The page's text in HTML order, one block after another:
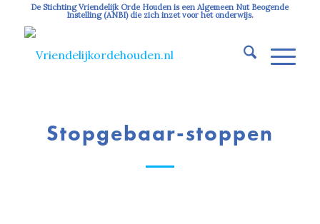
De Stichting Vriendelijk Orde Houden is een Algemeen Nut Beogende
Instelling (ANBI) die zich inzet voor het onderwijs.
Stopgebaar-stoppen